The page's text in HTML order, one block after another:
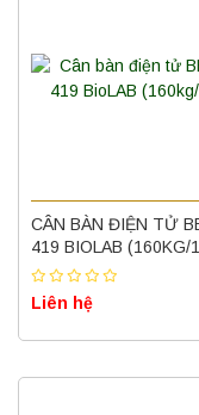
CÂN BÀN ĐIỆN TỬ
419 BIOLAB (160KG/
Liên hệ